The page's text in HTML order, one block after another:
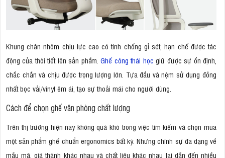
Khung chân nhôm chịu lực cao có tính chống gỉ sét, hạn chế được tác
động của thời tiết lên sản phẩm.Ghế công thái học giữ được sự ổn định,
chắc chắn và chịu được trọng lượng lớn. Tựa đầu và nệm sử dụng đồng
nhất bọc vải/vinyl êm ái, tạo sự thoải mái cho người dùng.
Cách để chọn ghế văn phòng chất lượng
Trên thị trường hiện nay không quá khó trong việc tìm kiếm và chọn mua
một sản phẩm ghế chuẩn ergonomics bất kỳ. Nhưng chính sự đa dạng về
mẫu mã, giá thành khác nhau và chất liệu khác nhau lại dẫn đến nhiều